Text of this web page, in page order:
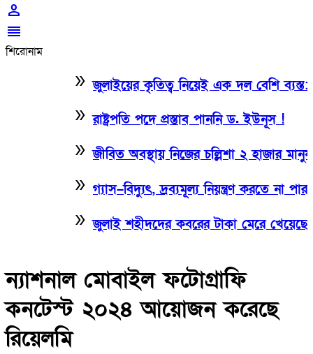
person
reorder
শিরোনাম
জুলাইয়ের কৃতিত্ব নিয়েই এক দল বেশি ব্যস্ত:
রাষ্ট্রপতি পদে প্রস্তাব পাননি ড. ইউনূস !
জীবিত অবস্থায় নিজের চল্লিশা ২ হাজার মানুষকে
গ্যাস–বিদ্যুৎ, দ্রব্যমূল্য নিয়ন্ত্রণ করতে না
জুলাই শহীদদের কবরের টাকা মেরে খেয়েছে
ন্যাশনাল মোবাইল ফটোগ্রাফি
কনটেস্ট ২০২৪ আয়োজন করেছে
রিয়েলমি